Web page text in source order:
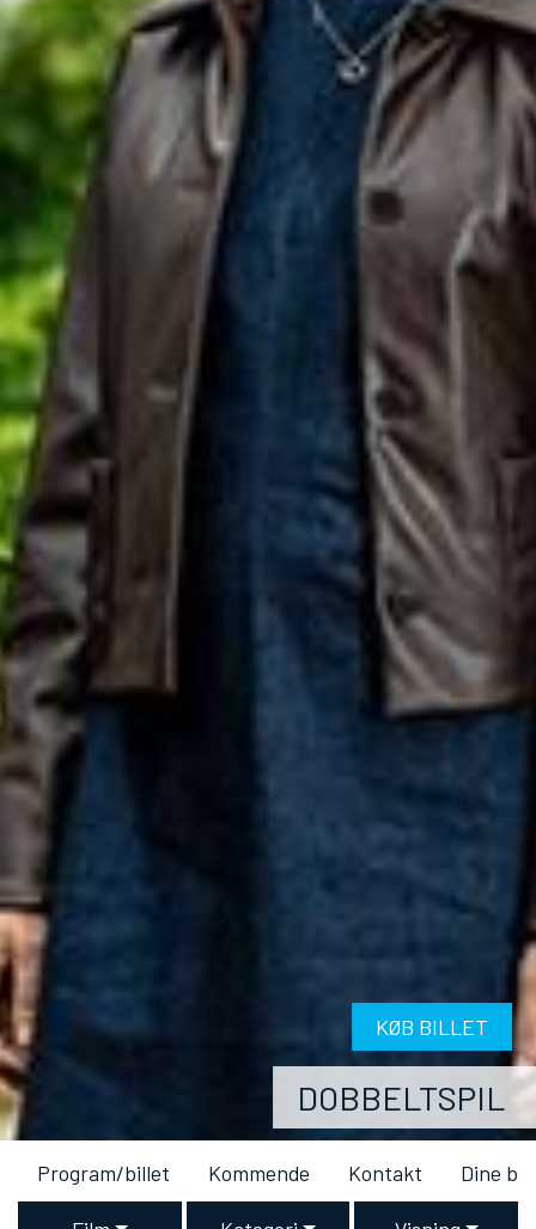
DOBBELTSPIL
KØB BILLET
Program/billet Kommende Kontakt Dine